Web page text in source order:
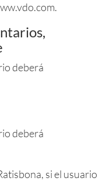
deberá
deberá
si el usuario